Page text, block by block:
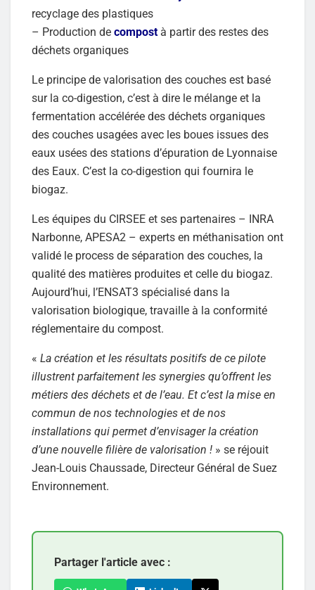
recyclage des plastiques
– Production de compost à partir des restes des
déchets organiques
Le principe de valorisation des couches est basé
sur la co-digestion, c’est à dire le mélange et la
fermentation accélérée des déchets organiques
des couches usagées avec les boues issues des
eaux usées des stations d’épuration de Lyonnaise
des Eaux. C’est la co-digestion qui fournira le
biogaz.
Les équipes du CIRSEE et ses partenaires – INRA
Narbonne, APESA2 – experts en méthanisation ont
validé le process de séparation des couches, la
qualité des matières produites et celle du biogaz.
Aujourd’hui, l’ENSAT3 spécialisé dans la
valorisation biologique, travaille à la conformité
réglementaire du compost.
« La création et les résultats positifs de ce pilote
illustrent parfaitement les synergies qu’offrent les
métiers des déchets et de l’eau. Et c’est la mise en
commun de nos technologies et de nos
installations qui permet d’envisager la création
d’une nouvelle filière de valorisation ! » se réjouit
Jean-Louis Chaussade, Directeur Général de Suez
Environnement.
Partager l'article avec :